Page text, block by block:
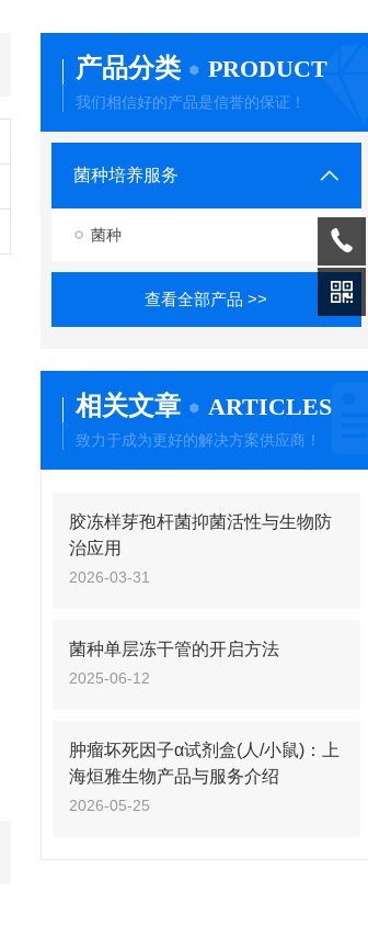
产品分类 PRODUCT
我们相信好的产品是信誉的保证！
菌种培养服务
菌种
查看全部产品 >>
相关文章 ARTICLES
致力于成为更好的解决方案供应商！
胶冻样芽孢杆菌抑菌活性与生物防
治应用
2026-03-31
菌种单层冻干管的开启方法
2025-06-12
肿瘤坏死因子α试剂盒(人/小鼠)：上
海烜雅生物产品与服务介绍
2026-05-25